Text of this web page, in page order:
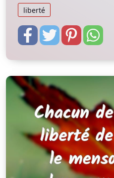
liberté